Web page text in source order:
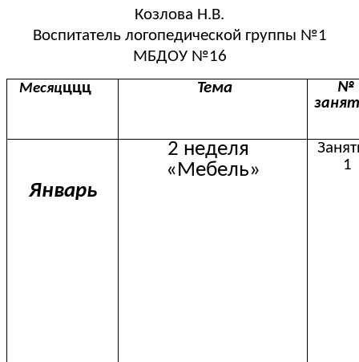
Козлова Н.В.
Воспитатель логопедической группы №1
МБДОУ №16
Месяцццц Тема
№
Январь
2 неделя
«Мебель»
1